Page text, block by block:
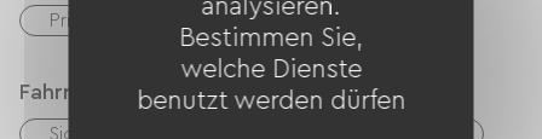
Privates, umzäuntes Gelände
Fahrradannahme
Sicherer Fahrradunterstand
analysieren.
Bestimmen Sie,
welche Dienste
benutzt werden dürfen